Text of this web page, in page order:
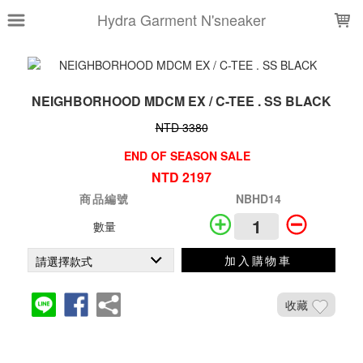
Hydra Garment N'sneaker
NEIGHBORHOOD MDCM EX / C-TEE . SS BLACK
NTD 3380
END OF SEASON SALE
NTD 2197
商品編號
NBHD14
數量
加入購物車
收藏